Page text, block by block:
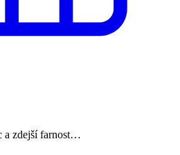
a zdejší farnost…